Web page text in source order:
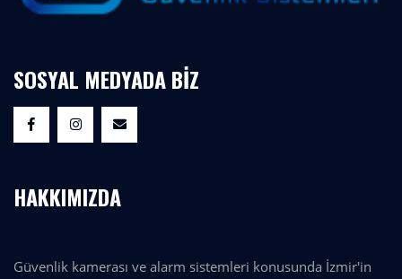
SOSYAL MEDYADA BİZ
HAKKIMIZDA
Güvenlik kamerası ve alarm sistemleri konusunda İzmir'in